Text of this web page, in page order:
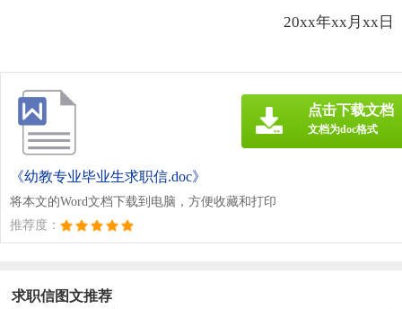
20xx年xx月xx日
《幼教专业毕业生求职信.doc》
将本文的Word文档下载到电脑，方便收藏和打印
推荐度：
点击下载文档
文档为doc格式
求职信图文推荐